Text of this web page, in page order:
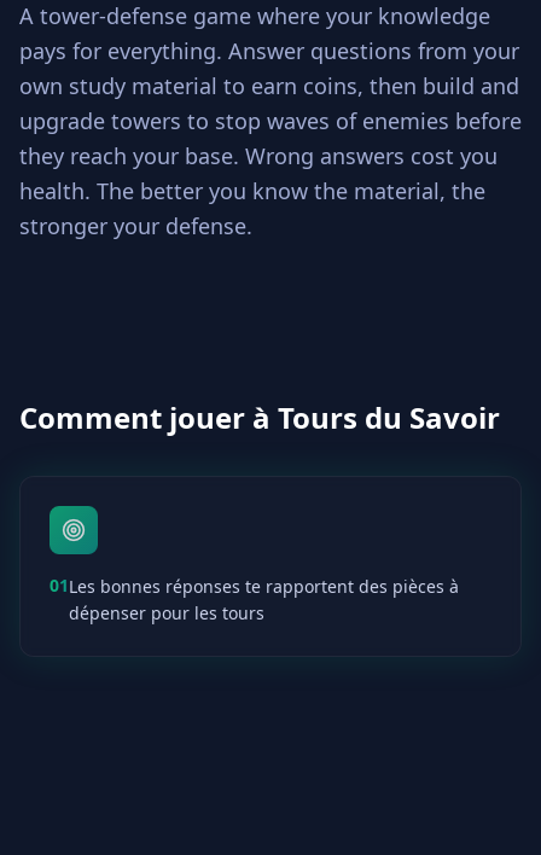
A tower-defense game where your knowledge
pays for everything. Answer questions from your
own study material to earn coins, then build and
upgrade towers to stop waves of enemies before
they reach your base. Wrong answers cost you
health. The better you know the material, the
stronger your defense.
Comment jouer à Tours du Savoir
01Les bonnes réponses te rapportent des pièces à
dépenser pour les tours